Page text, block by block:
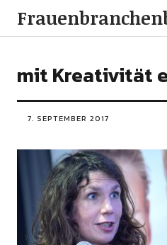
mit Kreativität
7. SEPTEMBER 2017